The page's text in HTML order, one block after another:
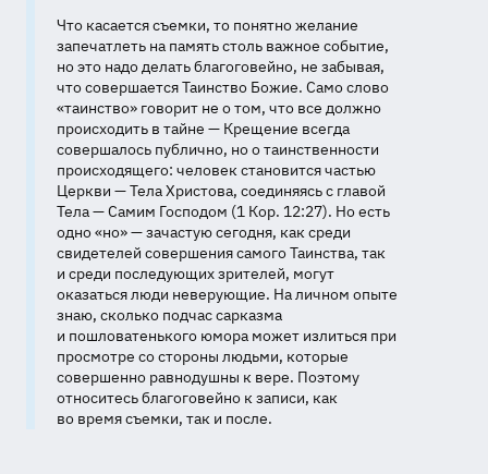
Что касается съемки, то понятно желание
запечатлеть на память столь важное событие,
но это надо делать благоговейно, не забывая,
что совершается Таинство Божие. Само слово
«таинство» говорит не о том, что все должно
происходить в тайне — Крещение всегда
совершалось публично, но о таинственности
происходящего: человек становится частью
Церкви — Тела Христова, соединяясь с главой
Тела — Самим Господом (1 Кор. 12:27). Но есть
одно «но» — зачастую сегодня, как среди
свидетелей совершения самого Таинства, так
и среди последующих зрителей, могут
оказаться люди неверующие. На личном опыте
знаю, сколько подчас сарказма
и пошловатенького юмора может излиться при
просмотре со стороны людьми, которые
совершенно равнодушны к вере. Поэтому
относитесь благоговейно к записи, как
во время съемки, так и после.